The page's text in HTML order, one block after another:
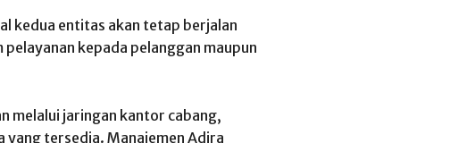
kedua entitas akan tetap berjalan
kepada pelanggan maupun
melalui jaringan kantor cabang,
tersedia. Manajemen Adira